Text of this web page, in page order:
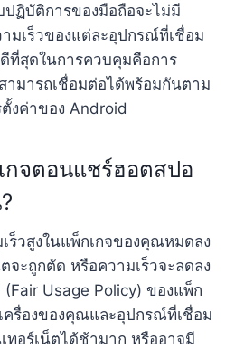
ฏิบัติการของมือถือจะไม่มี
มเร็วของแต่ละอุปกรณ์ที่เชื่อม
ที่สุดในการควบคุมคือการ
มารถเชื่อมต่อได้พร้อมกันตาม
งค่าของ Android
กจตอนแชร์ฮอตสปอ
ร็วสูงในแพ็กเกจของคุณหมดลง
จะถูกตัด หรือความเร็วจะลดลง
(Fair Usage Policy) ของแพ็ก
ครื่องของคุณและอุปกรณ์ที่เชื่อม
ทอร์เน็ตได้ช้ามาก หรืออาจมี